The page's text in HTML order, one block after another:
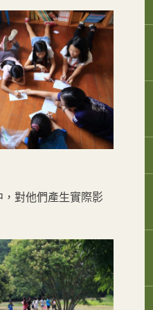
對他們產生實際影